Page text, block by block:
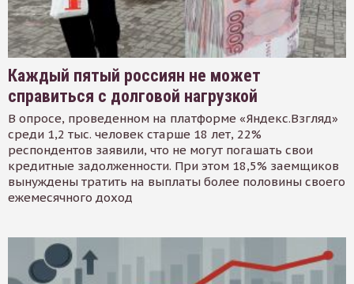
Каждый пятый россиян не может
справиться с долговой нагрузкой
В опросе, проведенном на платформе «Яндекс.Взгляд»
среди 1,2 тыс. человек старше 18 лет, 22%
респондентов заявили, что не могут погашать свои
кредитные задолженности. При этом 18,5% заемщиков
вынуждены тратить на выплаты более половины своего
ежемесячного доход